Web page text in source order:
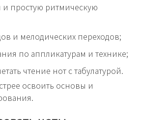
простую ритмическую
и мелодических переходов;
по аппликатурам и технике;
чтение нот с табулатурой.
освоить основы и